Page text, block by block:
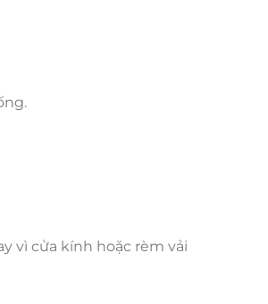
vì cửa kính hoặc rèm vải